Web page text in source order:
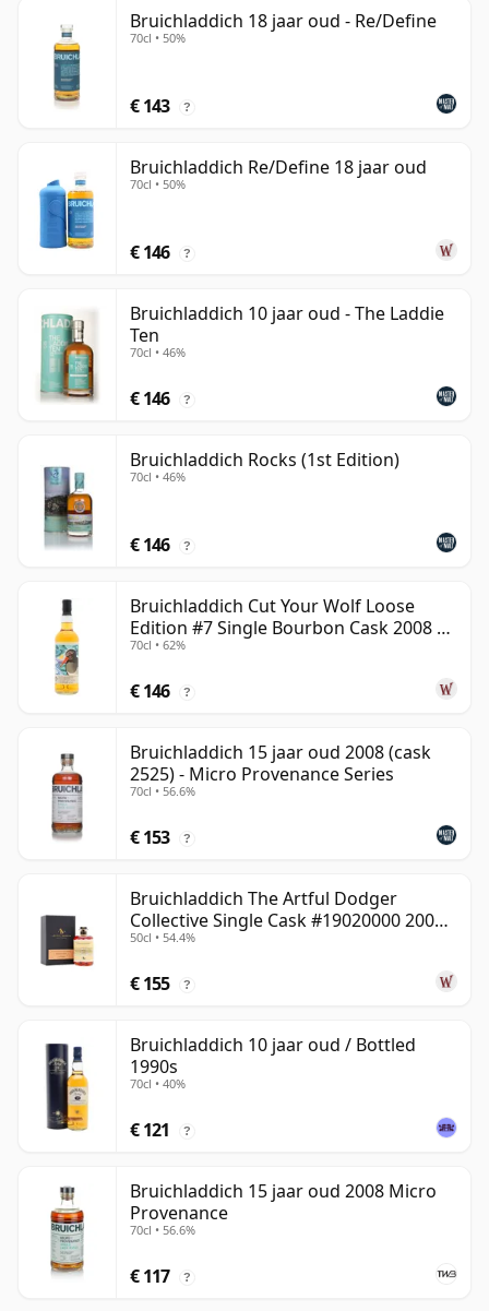
Bruichladdich 18 jaar oud - Re/Define
70cl • 50%
€ 143 ?
Bruichladdich Re/Define 18 jaar oud
70cl • 50%
€ 146 ?
Bruichladdich 10 jaar oud - The Laddie
Ten
70cl • 46%
€ 146 ?
Bruichladdich Rocks (1st Edition)
70cl • 46%
€ 146 ?
Bruichladdich Cut Your Wolf Loose
Edition #7 Single Bourbon Cask 2008 14
jaar oud
70cl • 62%
€ 146 ?
Bruichladdich 15 jaar oud 2008 (cask
2525) - Micro Provenance Series
70cl • 56.6%
€ 153 ?
Bruichladdich The Artful Dodger
Collective Single Cask #19020000 2001
22 jaar oud
50cl • 54.4%
€ 155 ?
Bruichladdich 10 jaar oud / Bottled
1990s
70cl • 40%
€ 121 ?
Bruichladdich 15 jaar oud 2008 Micro
Provenance
70cl • 56.6%
€ 117 ?